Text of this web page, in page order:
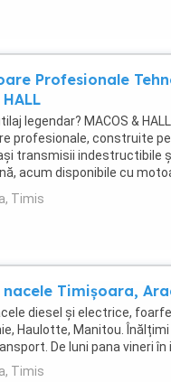
Profesionale
HALL
legendar? MACOS &
profesionale, construite
transmisii indestructibile
acum disponibile cu
Green (12,5 ...
Timis
Timișoara,
diesel și electrice,
Haulotte, Manitou.
De luni pana vineri
Timis